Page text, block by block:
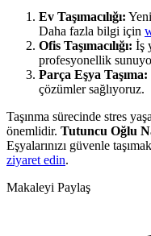
Ev Taşımacılığı:
Daha fazla bilgi için
Ofis Taşımacılığı: İş
profesyonellik
Parça Eşya Taşıma:
çözümler sağlıyoruz.
Taşınma sürecinde stres
önemlidir. Tutuncu Oğlu
Eşyalarınızı güvenle
ziyaret edin.
Makaleyi Paylaş